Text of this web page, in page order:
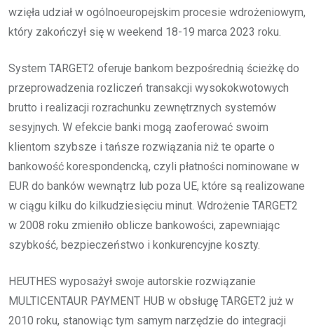
wzięła udział w ogólnoeuropejskim procesie wdrożeniowym,
który zakończył się w weekend 18-19 marca 2023 roku.
System TARGET2 oferuje bankom bezpośrednią ścieżkę do
przeprowadzenia rozliczeń transakcji wysokokwotowych
brutto i realizacji rozrachunku zewnętrznych systemów
sesyjnych. W efekcie banki mogą zaoferować swoim
klientom szybsze i tańsze rozwiązania niż te oparte o
bankowość korespondencką, czyli płatności nominowane w
EUR do banków wewnątrz lub poza UE, które są realizowane
w ciągu kilku do kilkudziesięciu minut. Wdrożenie TARGET2
w 2008 roku zmieniło oblicze bankowości, zapewniając
szybkość, bezpieczeństwo i konkurencyjne koszty.
HEUTHES wyposażył swoje autorskie rozwiązanie
MULTICENTAUR PAYMENT HUB w obsługę TARGET2 już w
2010 roku, stanowiąc tym samym narzędzie do integracji